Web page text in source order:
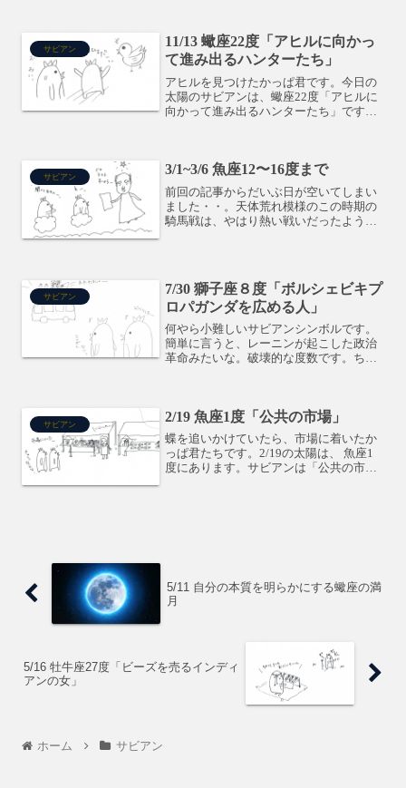
サビアン
11/13 蠍座22度「アヒルに向かっ
て進み出るハンターたち」
アヒルを見つけたかっぱ君です。今日の
太陽のサビアンは、蠍座22度「アヒルに
向かって進み出るハンターたち」です。
曜日だし、上手にストレ...
サビアン 3/1~3/6 魚座12〜16度まで
前回の記事からだいぶ日が空いてしまい
ました・・。天体荒れ模様のこの時期の
騎馬戦は、やはり熱い戦いだったよう
ー、3/1からの流れを振り...
サビアン
7/30 獅子座８度「ボルシェビキプ
ロパガンダを広める人」
何やら小難しいサビアンシンボルです。
簡単に言うと、レーニンが起こした政治
革命みたいな。破壊的な度数です。ちょ
うにするといいですねー。も...
サビアン 2/19 魚座1度「公共の市場」
蝶を追いかけていたら、市場に着いたか
っぱ君たちです。2/19の太陽は、 魚座1
度にあります。サビアンは「公共の市
5/11 自分の本質を明らかにする蠍座の満
月
5/16 牡牛座27度「ビーズを売るインディ
アンの女」
ホーム サビアン